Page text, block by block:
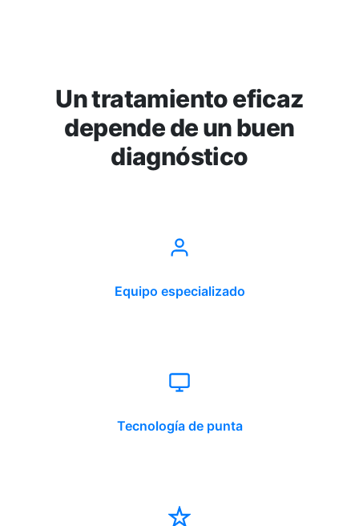
Un tratamiento eficaz
depende de un buen
diagnóstico
Equipo especializado
Tecnología de punta